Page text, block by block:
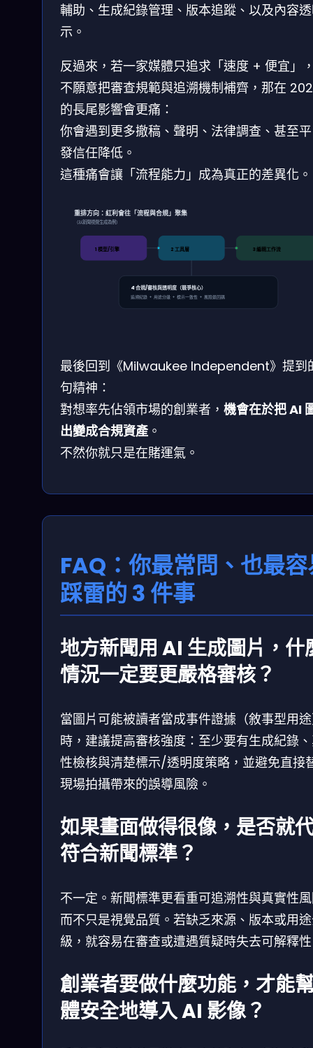
輔助、生成紀錄管理、版本追蹤、以及內容
示。
反過來，若一家媒體只追求「速度 + 便宜」
不願意把審查規範與追溯機制補齊，那在
的長尾影響會更痛：
你會遇到更多撤稿、聲明、法律調查、甚至
發信任降低。
這種痛會讓「流程能力」成為真正的差異化。
重排方向：紅利會往「流程與合規」聚集
（以新聞視覺生成為例）
1 模型/引擎 2 工具層 3 編輯工作流
4 合規/審核與透明度（競爭核心）
追溯紀錄 + 用途分級 + 標示一致性 + 風險退回碼
最後回到《Milwaukee Independent》提到
句精神：
對想率先佔領市場的創業者， 機會在於把 AI
出變成合規資產 。
不然你就只是在賭運氣。
FAQ：你最常問、也最
踩雷的 3 件事
地方新聞用 AI 生成圖片，什
情況一定要更嚴格審核？
當圖片可能被讀者當成事件證據（敘事型用
時，建議提高審核強度：至少要有生成紀錄
性檢核與清楚標示/透明度策略，並避免直接
現場拍攝帶來的誤導風險。
如果畫面做得很像，是否就
符合新聞標準？
不一定。新聞標準更看重可追溯性與真實性
而不只是視覺品質。若缺乏來源、版本或用
級，就容易在審查或遭遇質疑時失去可解釋
創業者要做什麼功能，才能
體安全地導入 AI 影像？